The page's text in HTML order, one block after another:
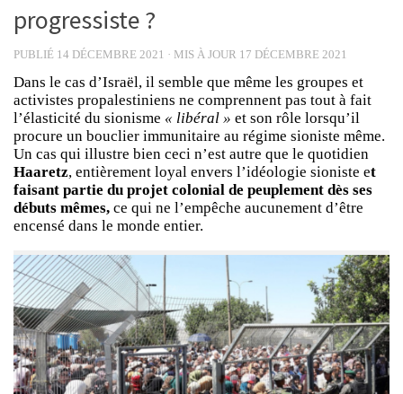
progressiste ?
PUBLIÉ 14 DÉCEMBRE 2021 · MIS À JOUR 17 DÉCEMBRE 2021
Dans le cas d’Israël, il semble que même les groupes et
activistes propalestiniens ne comprennent pas tout à fait
l’élasticité du sionisme « libéral » et son rôle lorsqu’il
procure un bouclier immunitaire au régime sioniste même.
Un cas qui illustre bien ceci n’est autre que le quotidien
Haaretz, entièrement loyal envers l’idéologie sioniste et
faisant partie du projet colonial de peuplement dès ses
débuts mêmes, ce qui ne l’empêche aucunement d’être
encensé dans le monde entier.